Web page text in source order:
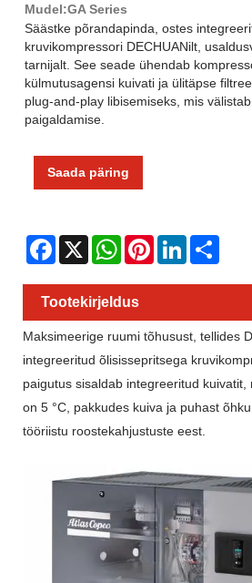
Mudel:GA Series
Säästke põrandapinda, ostes
kruvikompressori DECHUANilt,
tarnijalt. See seade ühendab
külmutusagensi kuivati ​​ja ülitäpse
plug-and-play libisemiseks, mis
paigaldamise.
Saada päring
Facebook
X WhatsAppPinterestLinkedIn
Tootekirjeldus
Maksimeerige ruumi tõhusust, tellides
integreeritud õlisissepritsega
paigutus sisaldab integreeritud kuivatit,
on 5 °C, pakkudes kuiva ja puhast
tööriistu roostekahjustuste eest.